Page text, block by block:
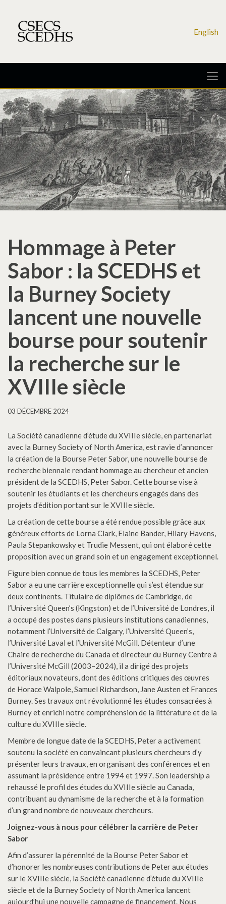
English
Hommage à Peter
Sabor : la SCEDHS et
la Burney Society
lancent une nouvelle
bourse pour soutenir
la recherche sur le
XVIIIe siècle
03 DÉCEMBRE 2024
La Société canadienne d’étude du XVIIIe siècle, en partenariat
avec la Burney Society of North America, est ravie d’annoncer
la création de la Bourse Peter Sabor, une nouvelle bourse de
recherche biennale rendant hommage au chercheur et ancien
président de la SCEDHS, Peter Sabor. Cette bourse vise à
soutenir les étudiants et les chercheurs engagés dans des
projets d’édition portant sur le XVIIIe siècle.
La création de cette bourse a été rendue possible grâce aux
généreux efforts de Lorna Clark, Elaine Bander, Hilary Havens,
Paula Stepankowsky et Trudie Messent, qui ont élaboré cette
proposition avec un grand soin et un engagement exceptionnel.
Figure bien connue de tous les membres la SCEDHS, Peter
Sabor a eu une carrière exceptionnelle qui s’est étendue sur
deux continents. Titulaire de diplômes de Cambridge, de
l’Université Queen’s (Kingston) et de l’Université de Londres, il
a occupé des postes dans plusieurs institutions canadiennes,
notamment l’Université de Calgary, l’Université Queen’s,
l’Université Laval et l’Université McGill. Détenteur d’une
Chaire de recherche du Canada et directeur du Burney Centre à
l’Université McGill (2003–2024), il a dirigé des projets
éditoriaux novateurs, dont des éditions critiques des œuvres
de Horace Walpole, Samuel Richardson, Jane Austen et Frances
Burney. Ses travaux ont révolutionné les études consacrées à
Burney et enrichi notre compréhension de la littérature et de la
culture du XVIIIe siècle.
Membre de longue date de la SCEDHS, Peter a activement
soutenu la société en convaincant plusieurs chercheurs d’y
présenter leurs travaux, en organisant des conférences et en
assumant la présidence entre 1994 et 1997. Son leadership a
rehaussé le profil des études du XVIIIe siècle au Canada,
contribuant au dynamisme de la recherche et à la formation
d’un grand nombre de nouveaux chercheurs.
Joignez-vous à nous pour célébrer la carrière de Peter
Sabor
Afin d’assurer la pérennité de la Bourse Peter Sabor et
d’honorer les nombreuses contributions de Peter aux études
sur le XVIIIe siècle, la Société canadienne d’étude du XVIIIe
siècle et de la Burney Society of North America lancent
aujourd’hui une nouvelle campagne de financement. Nous